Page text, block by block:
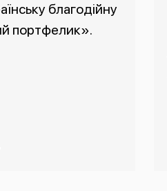
благодійну
портфелик».